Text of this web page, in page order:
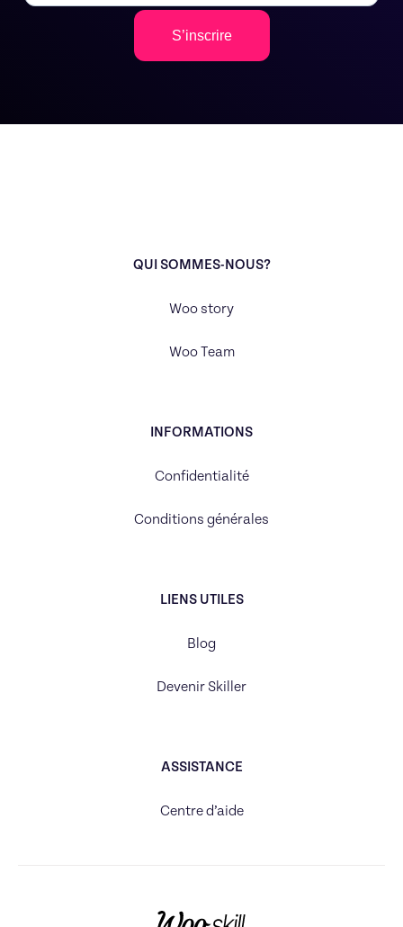
S’inscrire
QUI SOMMES-NOUS?
Woo story
Woo Team
INFORMATIONS
Confidentialité
Conditions générales
LIENS UTILES
Blog
Devenir Skiller
ASSISTANCE
Centre d’aide